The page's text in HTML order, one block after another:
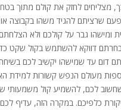
מצליחים לחזק את קולם מתוך
שרציתם להגיד משהו בקבוצה
ומישהו גבר על קולכם ולא
דווקא להשתמש בקול שקט
דום עד שמישהו יקשיב לכם
מעולם הנפש קשורות למידת
לכם, להשמיע קול משמעותי
כלפיכם. במקרה הזה, עדיף